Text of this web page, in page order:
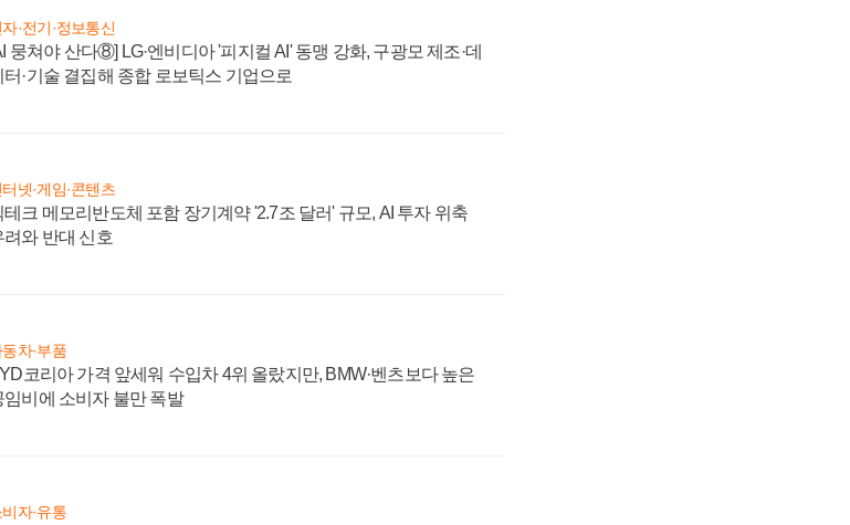
·전기·정보통신
뭉쳐야 산다⑧] LG·엔비디아 '피지컬 AI' 동맹 강화, 구광모 제조·데
터·기술 결집해 종합 로보틱스 기업으로
넷·게임·콘텐츠
테크 메모리반도체 포함 장기계약 '2.7조 달러' 규모, AI 투자 위축
려와 반대 신호
동차·부품
코리아 가격 앞세워 수입차 4위 올랐지만, BMW·벤츠보다 높은
임비에 소비자 불만 폭발
비자·유통